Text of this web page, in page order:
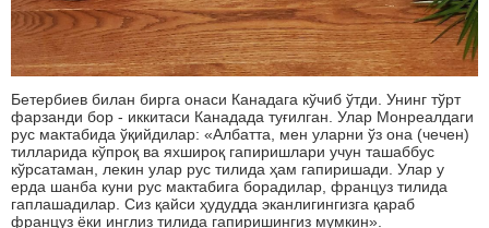
Бетербиев билан бирга онаси Канадага кўчиб ўтди. Унинг тўрт
фарзанди бор - иккитаси Канадада туғилган. Улар Монреалдаги
рус мактабида ўқийдилар: «Албатта, мен уларни ўз она (чечен)
тилларида кўпроқ ва яхшироқ гапиришлари учун ташаббус
кўрсатаман, лекин улар рус тилида ҳам гапиришади. Улар у
ерда шанба куни рус мактабига борадилар, француз тилида
гаплашадилар. Сиз қайси ҳудудда эканлигингизга қараб
француз ёки инглиз тилида гапиришингиз мумкин».